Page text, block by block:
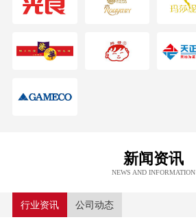
新闻资讯
NEWS AND INFORMATION
行业资讯 公司动态